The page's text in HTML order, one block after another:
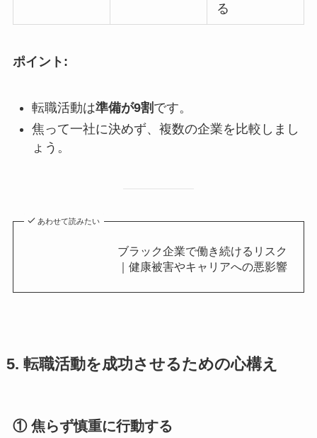
る
ポイント:
転職活動は準備が9割 です。
焦って一社に決めず、複数の企業を比較しまし
ょう。
あわせて読みたい
ブラック企業で働き続けるリスク
｜健康被害やキャリアへの悪影響
5. 転職活動を成功させるための心構え
① 焦らず慎重に行動する